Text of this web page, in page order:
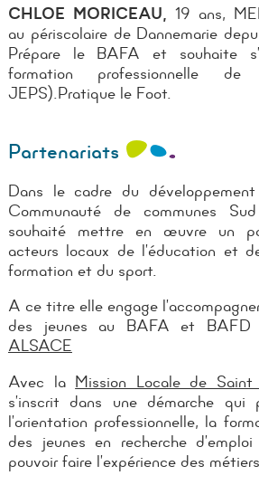
CHLOE MORICEAU, 19 ans,
au périscolaire de Dannemarie
Prépare le BAFA et souhaite
formation professionnelle de
JEPS).Pratique le Foot.
Partenariats
Dans le cadre du
Communauté de communes
souhaité mettre en œuvre un
acteurs locaux de l’éducation et
formation et du sport.
A ce titre elle engage
des jeunes au BAFA et BAFD
ALSACE
Avec la Mission Locale de
s’inscrit dans une démarche
l’orientation professionnelle, la
des jeunes en recherche
pouvoir faire l’expérience des